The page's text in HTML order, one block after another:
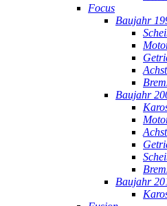
Focus
Baujahr
Baujahr
Baujahr